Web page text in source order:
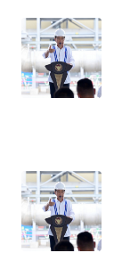
PEDOMAN
MEDIA
SIBER
DISCLAIMER
Wahana